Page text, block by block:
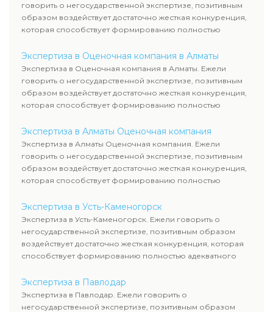
говорить о негосударственной экспертизе, позитивным
образом воздействует достаточно жесткая конкуренция,
которая способствует формированию полностью
Экспертиза в Оценочная компания в Алматы
Экспертиза в Оценочная компания в Алматы. Ежели
говорить о негосударственной экспертизе, позитивным
образом воздействует достаточно жесткая конкуренция,
которая способствует формированию полностью
Экспертиза в Алматы Оценочная компания
Экспертиза в Алматы Оценочная компания. Ежели
говорить о негосударственной экспертизе, позитивным
образом воздействует достаточно жесткая конкуренция,
которая способствует формированию полностью
Экспертиза в Усть-Каменогорск
Экспертиза в Усть-Каменогорск. Ежели говорить о
негосударственной экспертизе, позитивным образом
воздействует достаточно жесткая конкуренция, которая
способствует формированию полностью адекватного
Экспертиза в Павлодар
Экспертиза в Павлодар. Ежели говорить о
негосударственной экспертизе, позитивным образом